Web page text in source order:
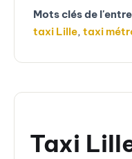
Mots clés de
taxi Lille, taxi
Taxi